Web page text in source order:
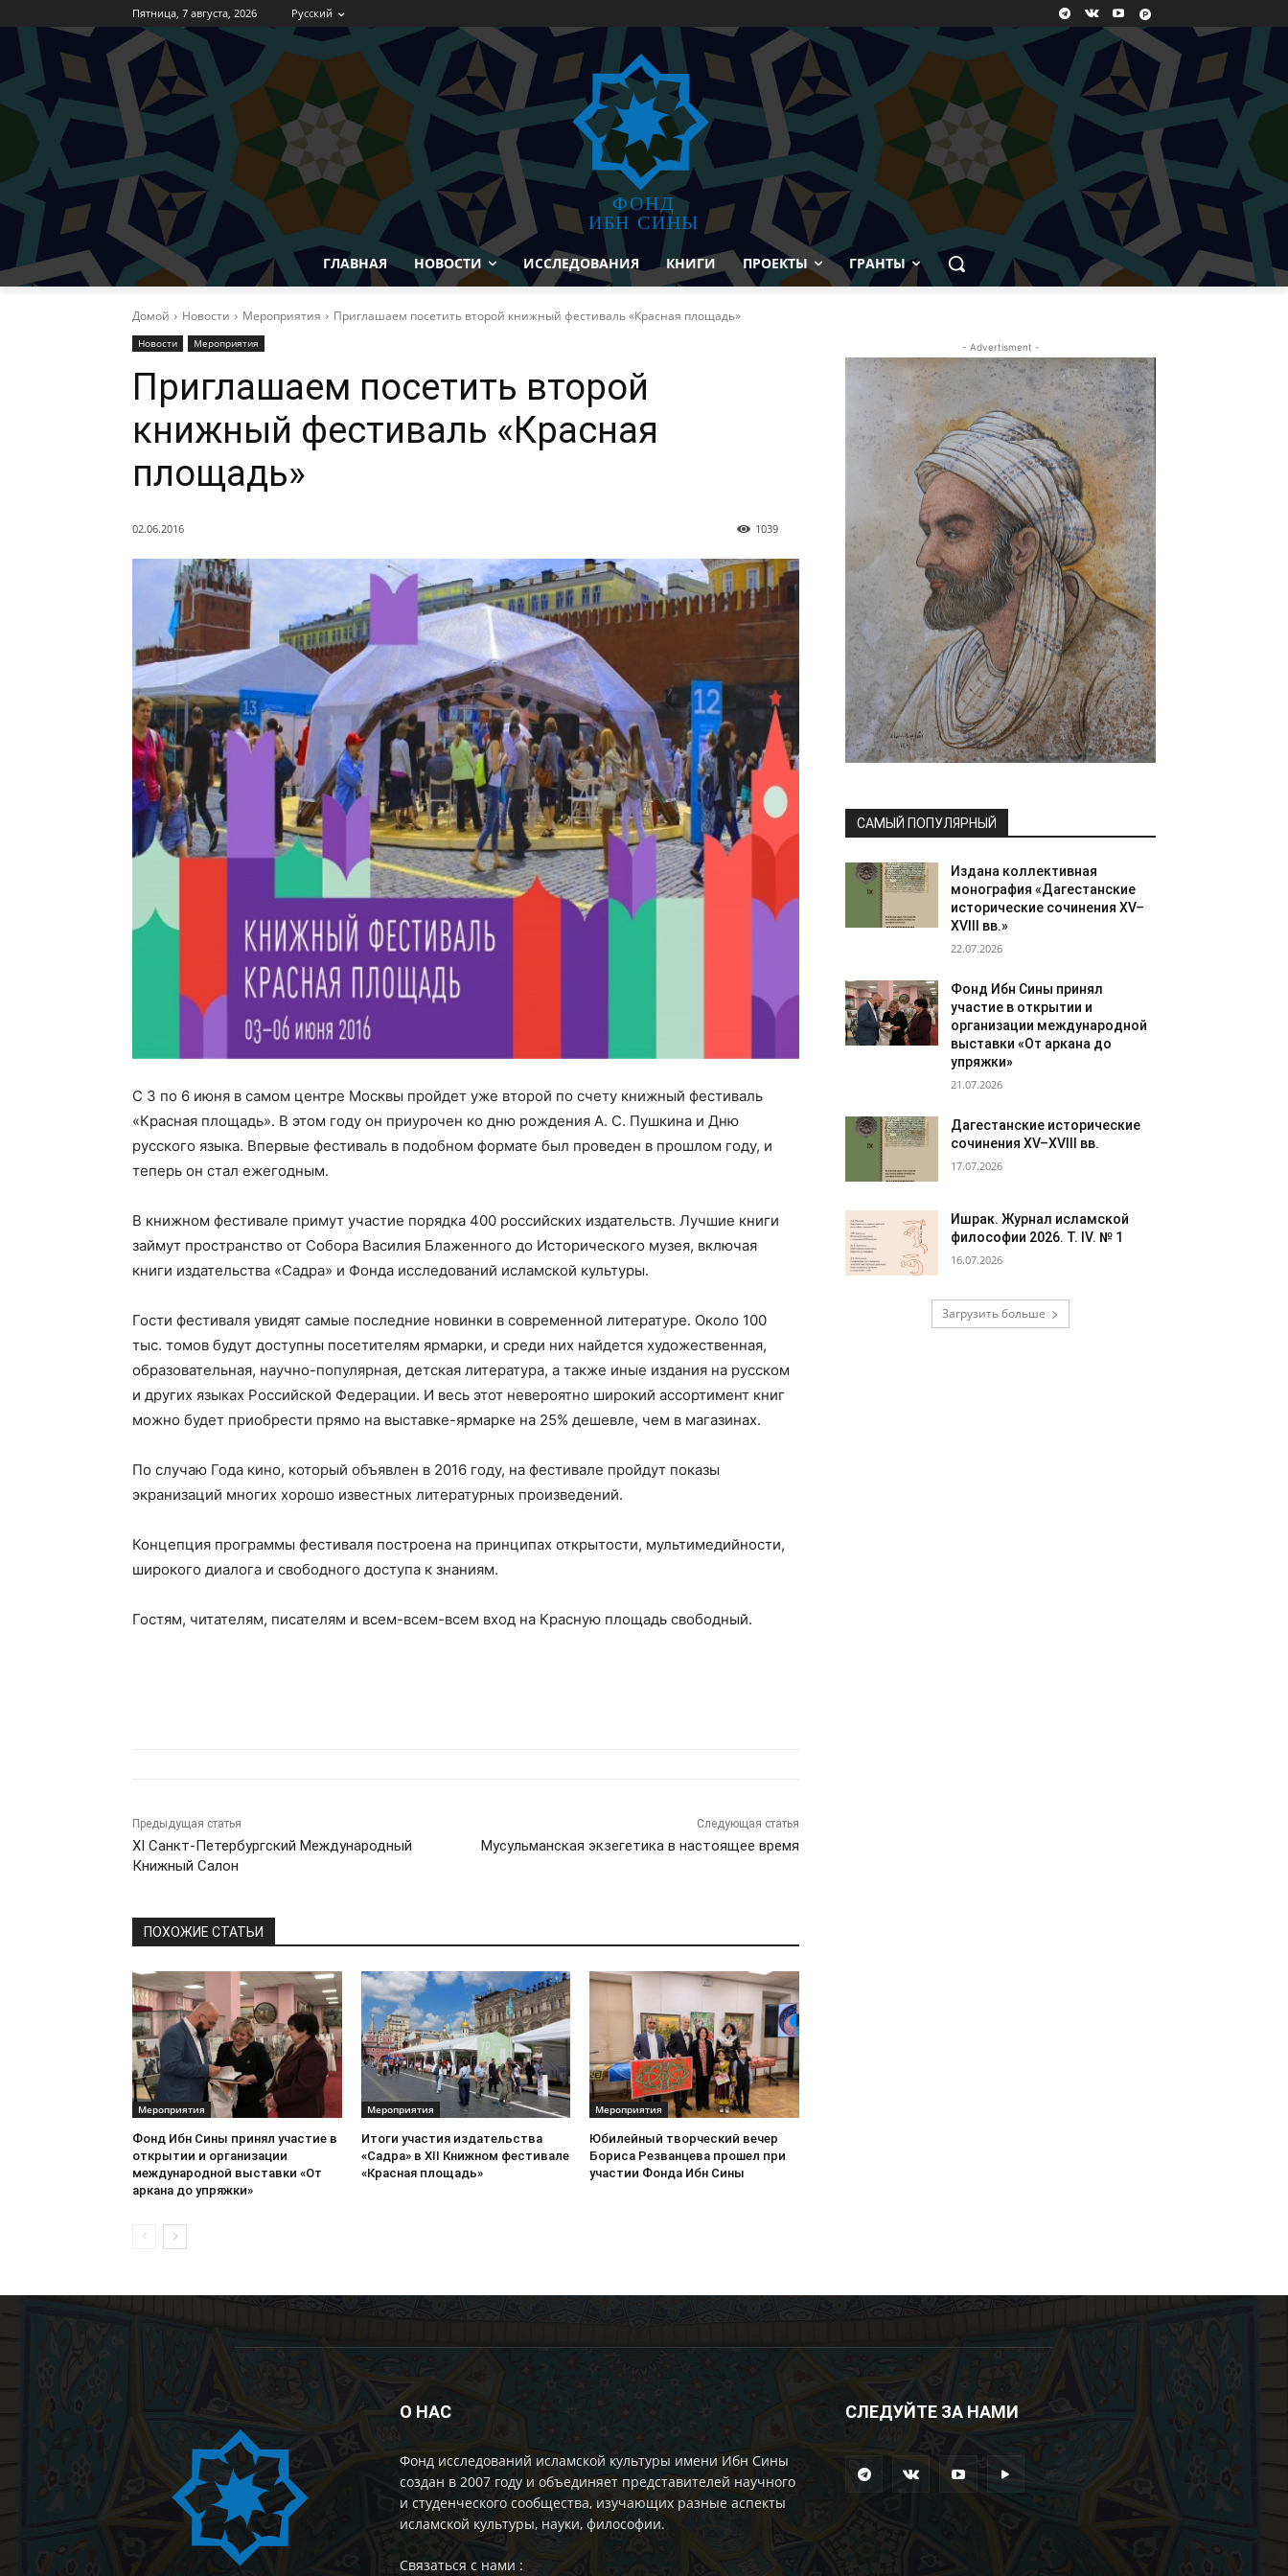
Пятница, 7 августа, 2026 Русский
ФОНД
ИБН СИНЫ
ГЛАВНАЯ НОВОСТИ ИССЛЕДОВАНИЯ КНИГИ ПРОЕКТЫ ГРАНТЫ
Домой Новости Мероприятия Приглашаем посетить второй книжный фестиваль «Красная площадь»
Новости Мероприятия
Приглашаем посетить второй
книжный фестиваль «Красная
площадь»
02.06.2016 1039
С 3 по 6 июня в самом центре Москвы пройдет уже второй по счету книжный фестиваль
«Красная площадь». В этом году он приурочен ко дню рождения А. С. Пушкина и Дню
русского языка. Впервые фестиваль в подобном формате был проведен в прошлом году, и
теперь он стал ежегодным.
В книжном фестивале примут участие порядка 400 российских издательств. Лучшие книги
займут пространство от Собора Василия Блаженного до Исторического музея, включая
книги издательства «Садра» и Фонда исследований исламской культуры.
Гости фестиваля увидят самые последние новинки в современной литературе. Около 100
тыс. томов будут доступны посетителям ярмарки, и среди них найдется художественная,
образовательная, научно-популярная, детская литература, а также иные издания на русском
и других языках Российской Федерации. И весь этот невероятно широкий ассортимент книг
можно будет приобрести прямо на выставке-ярмарке на 25% дешевле, чем в магазинах.
По случаю Года кино, который объявлен в 2016 году, на фестивале пройдут показы
экранизаций многих хорошо известных литературных произведений.
Концепция программы фестиваля построена на принципах открытости, мультимедийности,
широкого диалога и свободного доступа к знаниям.
Гостям, читателям, писателям и всем-всем-всем вход на Красную площадь свободный.
Предыдущая статья
XI Санкт-Петербургский Международный
Книжный Салон
Следующая статья
Мусульманская экзегетика в настоящее время
ПОХОЖИЕ СТАТЬИ
Мероприятия
Фонд Ибн Сины принял участие в
открытии и организации
международной выставки «От
аркана до упряжки»
Мероприятия
Итоги участия издательства
«Садра» в XII Книжном фестивале
«Красная площадь»
Мероприятия
Юбилейный творческий вечер
Бориса Резванцева прошел при
участии Фонда Ибн Сины
- Advertisment -
САМЫЙ ПОПУЛЯРНЫЙ
Издана коллективная
монография «Дагестанские
исторические сочинения XV–
XVIII вв.»
22.07.2026
Фонд Ибн Сины принял
участие в открытии и
организации международной
выставки «От аркана до
упряжки»
21.07.2026
Дагестанские исторические
сочинения XV–XVIII вв.
17.07.2026
Ишрак. Журнал исламской
философии 2026. Т. IV. № 1
16.07.2026
Загрузить больше
О НАС
Фонд исследований исламской культуры имени Ибн Сины
создан в 2007 году и объединяет представителей научного
и студенческого сообщества, изучающих разные аспекты
исламской культуры, науки, философии.
Cвязаться с нами :
СЛЕДУЙТЕ ЗА НАМИ